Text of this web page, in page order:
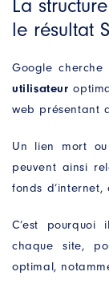
La
le résultat
Google
utilisateur
web présentant
Un lien mort
peuvent ainsi
fonds d’internet,
C’est
chaque site,
optimal,